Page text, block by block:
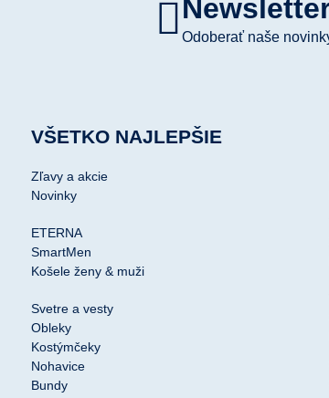
Odoberať naše
VŠETKO NAJLEPŠIE
Zľavy a akcie
Novinky
ETERNA
SmartMen
Košele ženy & muži
Svetre a vesty
Obleky
Kostýmčeky
Nohavice
Bundy